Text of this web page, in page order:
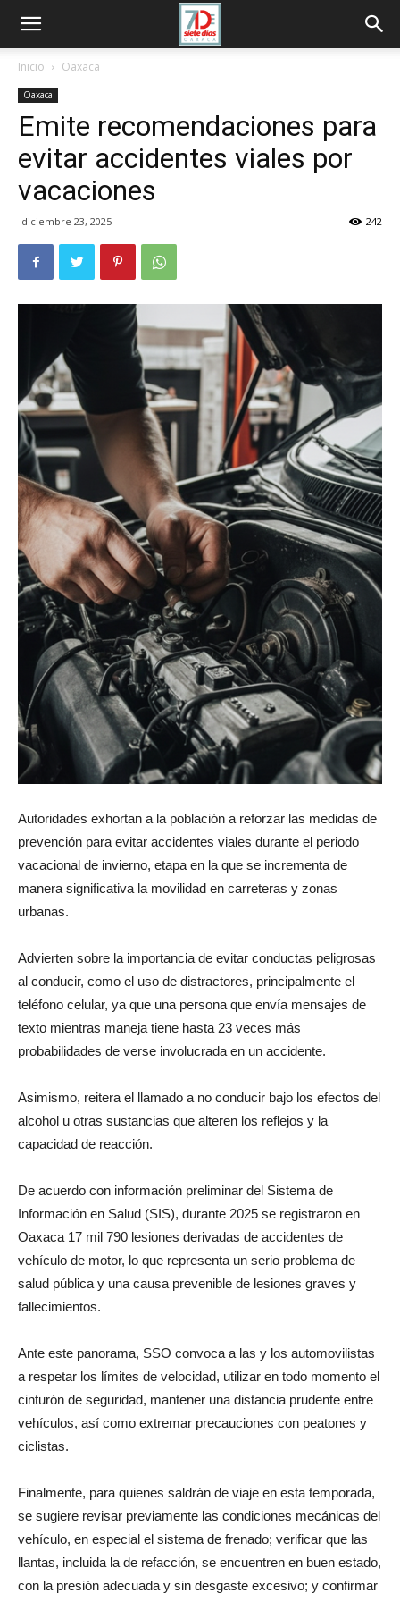
Inicio Oaxaca
Oaxaca
Emite recomendaciones para
evitar accidentes viales por
vacaciones
diciembre 23, 2025 242
Autoridades exhortan a la población a reforzar las medidas de
prevención para evitar accidentes viales durante el periodo
vacacional de invierno, etapa en la que se incrementa de
manera significativa la movilidad en carreteras y zonas
urbanas.
Advierten sobre la importancia de evitar conductas peligrosas
al conducir, como el uso de distractores, principalmente el
teléfono celular, ya que una persona que envía mensajes de
texto mientras maneja tiene hasta 23 veces más
probabilidades de verse involucrada en un accidente.
Asimismo, reitera el llamado a no conducir bajo los efectos del
alcohol u otras sustancias que alteren los reflejos y la
capacidad de reacción.
De acuerdo con información preliminar del Sistema de
Información en Salud (SIS), durante 2025 se registraron en
Oaxaca 17 mil 790 lesiones derivadas de accidentes de
vehículo de motor, lo que representa un serio problema de
salud pública y una causa prevenible de lesiones graves y
fallecimientos.
Ante este panorama, SSO convoca a las y los automovilistas
a respetar los límites de velocidad, utilizar en todo momento el
cinturón de seguridad, mantener una distancia prudente entre
vehículos, así como extremar precauciones con peatones y
ciclistas.
Finalmente, para quienes saldrán de viaje en esta temporada,
se sugiere revisar previamente las condiciones mecánicas del
vehículo, en especial el sistema de frenado; verificar que las
llantas, incluida la de refacción, se encuentren en buen estado,
con la presión adecuada y sin desgaste excesivo; y confirmar